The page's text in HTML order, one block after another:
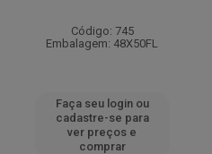
Código: 745
Embalagem: 48X50FL
Faça seu login ou
cadastre-se para
ver preços e
comprar